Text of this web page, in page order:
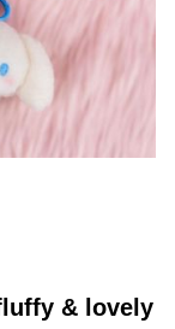
fluffy & lovely